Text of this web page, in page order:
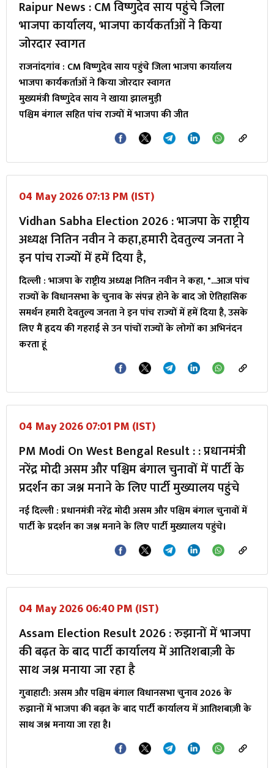
Raipur News : CM विष्णुदेव साय पहुंचे जिला
भाजपा कार्यालय, भाजपा कार्यकर्ताओं ने किया
जोरदार स्वागत
राजनांदगांव : CM विष्णुदेव साय पहुंचे जिला भाजपा कार्यालय
भाजपा कार्यकर्ताओं ने किया जोरदार स्वागत
मुख्यमंत्री विष्णुदेव साय ने खाया झालमुड़ी
पश्चिम बंगाल सहित पांच राज्यों में भाजपा की जीत
04 May 2026 07:13 PM (IST)
Vidhan Sabha Election 2026 : भाजपा के राष्ट्रीय
अध्यक्ष नितिन नवीन ने कहा,हमारी देवतुल्य जनता ने
इन पांच राज्यों में हमें दिया है,
दिल्ली : भाजपा के राष्ट्रीय अध्यक्ष नितिन नवीन ने कहा, "...आज पांच
राज्यों के विधानसभा के चुनाव के संपन्न होने के बाद जो ऐतिहासिक
समर्थन हमारी देवतुल्य जनता ने इन पांच राज्यों में हमें दिया है, उसके
लिए मैं हृदय की गहराई से उन पांचों राज्यों के लोगों का अभिनंदन
करता हूं
04 May 2026 07:01 PM (IST)
PM Modi On West Bengal Result : : प्रधानमंत्री
नरेंद्र मोदी असम और पश्चिम बंगाल चुनावों में पार्टी के
प्रदर्शन का जश्न मनाने के लिए पार्टी मुख्यालय पहुंचे
नई दिल्ली : प्रधानमंत्री नरेंद्र मोदी असम और पश्चिम बंगाल चुनावों में
पार्टी के प्रदर्शन का जश्न मनाने के लिए पार्टी मुख्यालय पहुंचे।
04 May 2026 06:40 PM (IST)
Assam Election Result 2026 : रुझानों में भाजपा
की बढ़त के बाद पार्टी कार्यालय में आतिशबाज़ी के
साथ जश्न मनाया जा रहा है
गुवाहाटी: असम और पश्चिम बंगाल विधानसभा चुनाव 2026 के
रुझानों में भाजपा की बढ़त के बाद पार्टी कार्यालय में आतिशबाज़ी के
साथ जश्न मनाया जा रहा है।